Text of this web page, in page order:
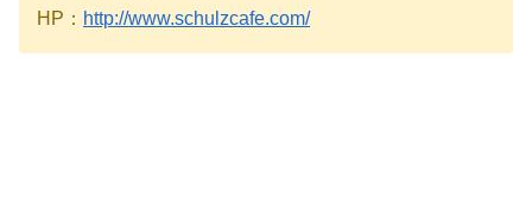
HP： http://www.schulzcafe.com/